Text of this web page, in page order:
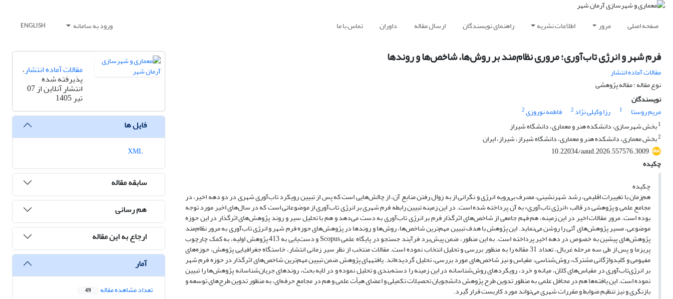
صفحه اصلی مرور اطلاعات نشریه راهنمای نویسندگان ارسال مقاله داوران تماس با ما ورود به سامانه ENGLISH
فرم شهر و انرژی تاب‌آوری؛ مروری نظام‌مند بر روش‌ها، شاخص‌ها و روندها
مقالات آماده انتشار
نوع مقاله : مقاله پژوهشی
نویسندگان
مریم روستا
1 رزا وکیلی نژاد 2 فاطمه نوروزی2
1بخش شهرسازی، دانشکده هنر و معماری، دانشگاه شیراز
2بخش معماری، دانشکده هنر و معماری، دانشگاه شیراز، شیراز، ایران
10.22034/aaud.2026.557576.3009
چکیده
چکیده
هم‌زمان با تغییرات اقلیمی، رشد شهرنشینی، مصرف بی‌رویه انرژی‌ و نگرانی از به زوال رفتن منابع آن، از چالش‌هایی است که پس از تبیین رویکرد تاب‌آوری شهری در دو دهه اخیر، در
مجامع علمی و پژوهشی در قالب «انرژی تاب‌آوری» به آن پرداخته شده است. در این زمینه تبیین رابطه فرم شهری بر انرژی تاب‌آوری از موضوعاتی است که در سال‌های اخیر مورد توجه
بوده است. مرور مقالات اخیر در این زمینه، هم فهم جامعی از شاخص‌های اثرگذار فرم بر انرژی تاب‌آوری به دست می‌دهد و هم با تحلیل سیر و روند پژوهش‌های اثرگذار در این حوزه
موضوعی، مسیر پژوهش‌های آتی را روشن می‌نماید. این پژوهش با هدف تبیین مهم‌ترین شاخص‌ها، روش‌ها و روندها در پژوهش‌های حوزه فرم شهر و انرژی تاب‌آوری به مرور نظام‌مند
پژوهش‌های پیشین به خصوص در دهه اخیر پرداخته است. به این منظور، ضمن پیش‌برد فرآیند جستجو در پایگاه‌ علمی Scopus و دست‌یابی به 413 پژوهش اولیه، به کمک چارچوب
پریزما و پس از طی سه مرحله غربال، تعداد 31 مقاله را به منظور بررسی و تحلیل انتخاب نموده است. مقالات منتخب از نظر سیر زمانی انتشار، خاستگاه جغرافیایی پژوهش، حوزه‌های
مفهومی و کلیدواژگانی مشترک، روش‌شناسی، مقیاس و نیز شاخص‌های مورد بررسی، تحلیل گردیده‌اند. یافته‎های پژوهش ضمن تبیین مهم‌ترین شاخص‌های اثرگذار در حوزه فرم شهر
بر انرژی‌تاب‌آوری در مقیاس‌های کلان، میانه و خرد، رویکردهای روش‌شناسانه در این زمینه را دسته‌بندی و تحلیل نموده و در لایه بحث، روندهای جریان‌شناسانه پژوهش‌ها را تبیین
نموده است. این یافته‌ها هم در محافل علمی به منظور تدوین طرح پژوهش دانشجویان تحصیلات تکمیلی و اعضای هیأت علمی و هم در مجامع حرفه‌ای، به منظور تدوین طرح‌های توسعه و
بازنگری و نیز تنظیم ضوابط و مقررات شهری می‌تواند مورد کاربست قرار گیرد.
مقالات آماده انتشار،
پذیرفته شده
انتشار آنلاین از 07
تیر 1405
فایل ها
سابقه مقاله
هم رسانی
ارجاع به این مقاله
آمار
تعداد مشاهده مقاله 49